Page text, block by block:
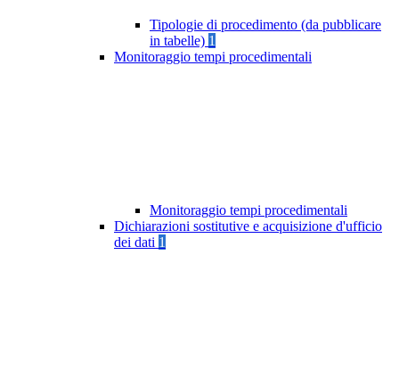
Tipologie di procedimento (da pubblicare
in tabelle) 1
Monitoraggio tempi procedimentali
Monitoraggio tempi procedimentali
Dichiarazioni sostitutive e acquisizione d'ufficio
dei dati 1